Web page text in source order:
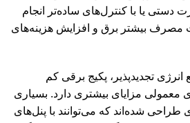
یا با کنترل‌های ساده‌تر انجام
مصرف بیشتر برق و افزایش هزینه‌های
انرژی تجدیدپذیر، پکیج برقی کم
مزایای بیشتری دارد. بسیاری
طراحی شده‌اند که می‌توانند با پنل‌های